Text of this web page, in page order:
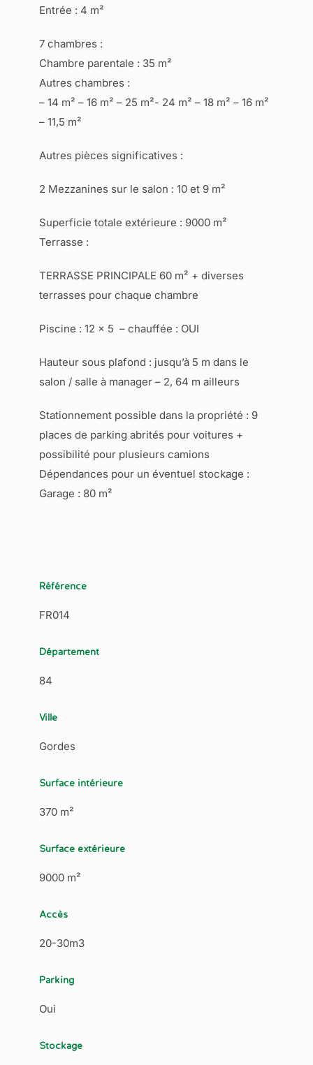
Entrée : 4 m²
7 chambres :
Chambre parentale : 35 m²
Autres chambres :
– 14 m² – 16 m² – 25 m²- 24 m² – 18 m² – 16 m²
– 11,5 m²
Autres pièces significatives :
2 Mezzanines sur le salon : 10 et 9 m²
Superficie totale extérieure : 9000 m²
Terrasse :
TERRASSE PRINCIPALE 60 m² + diverses
terrasses pour chaque chambre
Piscine : 12 x 5 – chauffée : OUI
Hauteur sous plafond : jusqu’à 5 m dans le
salon / salle à manager – 2, 64 m ailleurs
Stationnement possible dans la propriété : 9
places de parking abrités pour voitures +
possibilité pour plusieurs camions
Dépendances pour un éventuel stockage :
Garage : 80 m²
Référence
FR014
Département
84
Ville
Gordes
Surface intérieure
370 m²
Surface extérieure
9000 m²
Accès
20-30m3
Parking
Oui
Stockage